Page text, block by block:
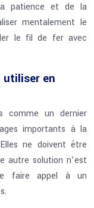
patience et de la
mentalement le
le fil de fer avec
en
comme un dernier
importants à la
ne doivent être
autre solution n’est
faire appel à un